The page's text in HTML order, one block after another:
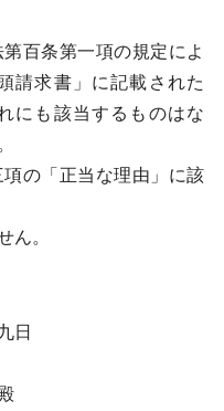
百条第一項の規定によ
請求書」に記載された
にも該当するものはな
の「正当な理由」に該
ん。
日